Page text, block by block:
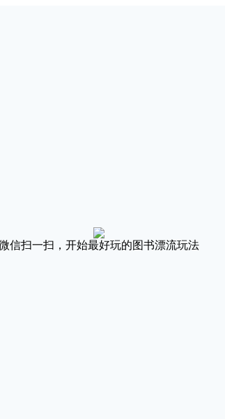
信扫一扫，开始最好玩的图书漂流玩法